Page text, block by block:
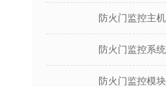
防火门监控主机
防火门监控系统
防火门监控模块